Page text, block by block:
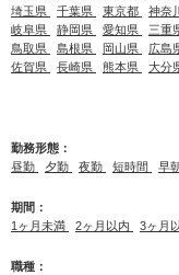
埼玉県
千葉県 東京都 神奈
岐阜県
静岡県 愛知県 三重
鳥取県
島根県 岡山県 広島
佐賀県
長崎県 熊本県 大分
勤務形態：
昼勤
夕勤 夜勤 短時間 早
期間：
1ヶ月未満
2ヶ月以内 3ヶ月
職種：